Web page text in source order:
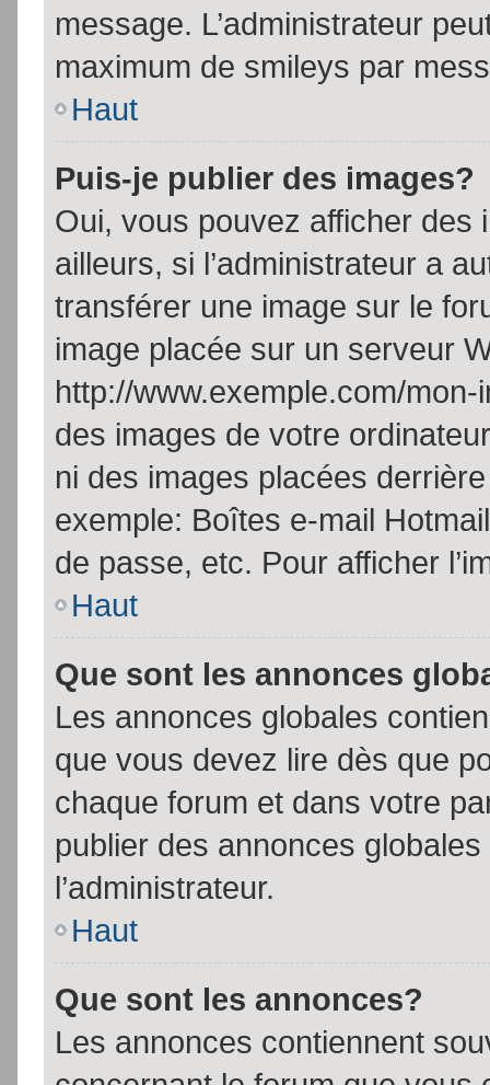
message. L’administrateur
maximum de smileys par
Haut
Puis-je publier des images?
Oui, vous pouvez afficher
ailleurs, si l’administrateur a
transférer une image sur le
image placée sur un serveur
http://www.exemple.com/
des images de votre
ni des images placées
exemple: Boîtes e-mail
de passe, etc. Pour afficher
Haut
Que sont les annonces
Les annonces globales
que vous devez lire dès que
chaque forum et dans votre
publier des annonces
l’administrateur.
Haut
Que sont les annonces?
Les annonces contiennent